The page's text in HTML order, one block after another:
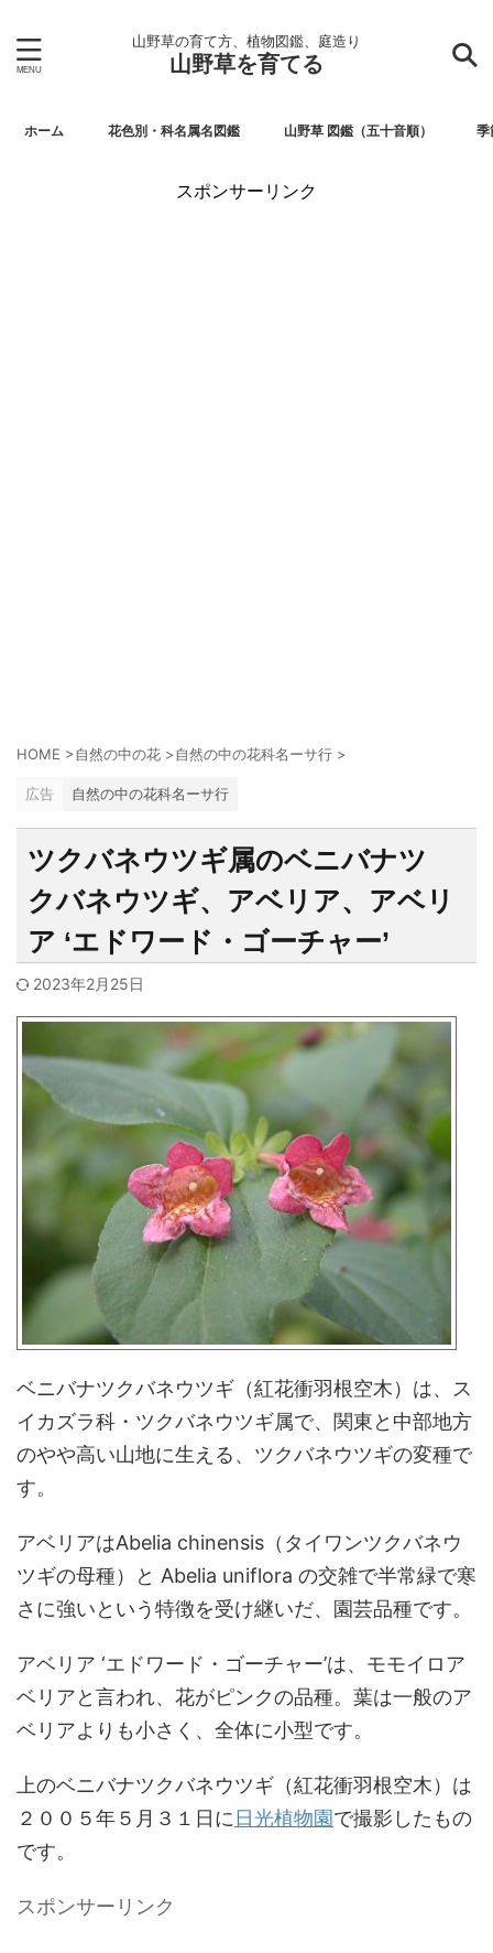
山野草の育て方、植物図鑑、庭造り
山野草を育てる
ホーム 花色別・科名属名図鑑 山野草 図鑑（五十音順） 季
スポンサーリンク
HOME >自然の中の花 >自然の中の花科名ーサ行 >
広告 自然の中の花科名ーサ行
ツクバネウツギ属のベニバナツ
クバネウツギ、アベリア、アベリ
ア ‘エドワード・ゴーチャー’
2023年2月25日
ベニバナツクバネウツギ（紅花衝羽根空木）は、ス
イカズラ科・ツクバネウツギ属で、関東と中部地方
のやや高い山地に生える、ツクバネウツギの変種で
す。
アベリアはAbelia chinensis（タイワンツクバネウ
ツギの母種）と Abelia uniflora の交雑で半常緑で寒
さに強いという特徴を受け継いだ、園芸品種です。
アベリア ‘エドワード・ゴーチャー’は、モモイロア
ベリアと言われ、花がピンクの品種。葉は一般のア
ベリアよりも小さく、全体に小型です。
上のベニバナツクバネウツギ（紅花衝羽根空木）は
２００５年５月３１日に日光植物園で撮影したもの
です。
スポンサーリンク